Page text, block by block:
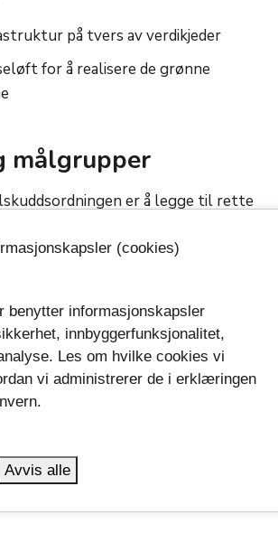
på tvers av verdikjeder
for å realisere de grønne
målgrupper
er å legge til rette
verdikjeder og bransjer, med videre
i Telemark.
for å støtte aktiviteter for å
samarbeid. Målgruppen er
være en aktiv pådriver i en tidlig fase,
inkubatorer,
(cookies)
benytter informasjonskapsler
innbyggerfunksjonalitet,
Les om hvilke cookies vi
vi administrerer de i erklæringen
Avvis alle